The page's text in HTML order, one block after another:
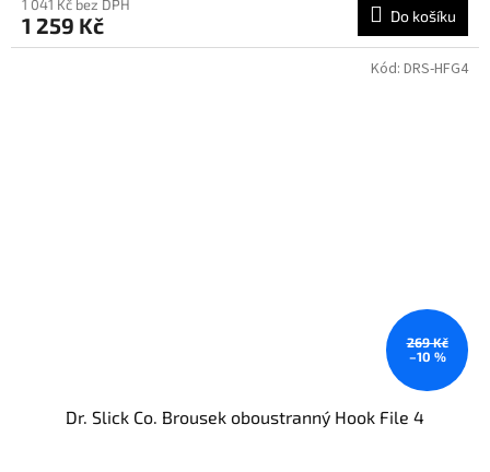
1 041 Kč bez DPH
1 259 Kč Do košíku
269 Kč
–10 %
Dr. Slick Co. Brousek oboustranný Hook File 4
Kód: DRS-HFG4